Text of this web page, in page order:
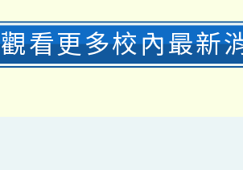
觀看更多校內最新